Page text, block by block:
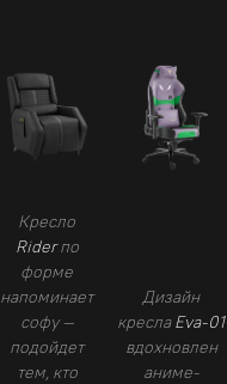
Кресло
Riderпо
форме
напоминает
софу —
подойдет
тем, кто
Дизайн
креслаEva-01
вдохновлен
аниме-